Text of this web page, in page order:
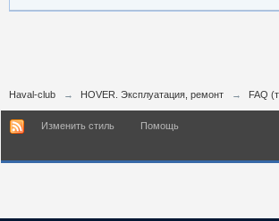
Haval-club → HOVER. Эксплуатация, ремонт → FAQ
Изменить стиль Помощь